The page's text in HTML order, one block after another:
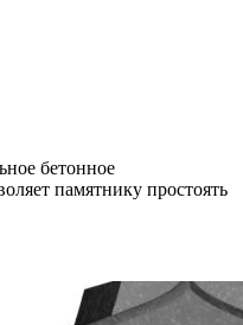
бетонное
памятнику простоять